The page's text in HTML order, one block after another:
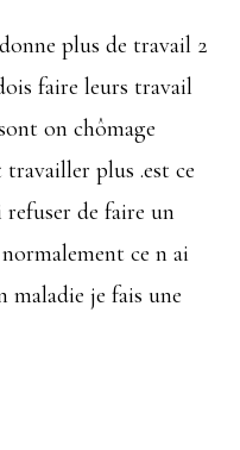
plus de travail 2
faire leurs travail
on chômage
plus .est ce
de faire un
ce n ai
maladie je fais une